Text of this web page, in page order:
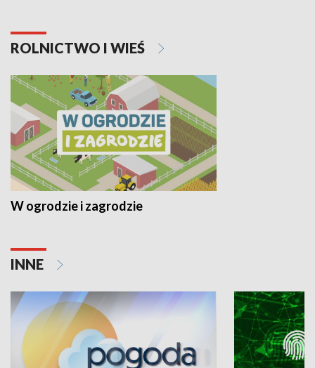
ROLNICTWO I WIEŚ
W ogrodzie i zagrodzie
INNE